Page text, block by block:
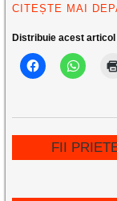
CITEȘTE MAI
Distribuie acest articol
FII